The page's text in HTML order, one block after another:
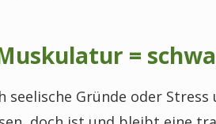
=
seelische Gründe oder